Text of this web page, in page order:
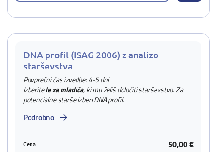
DNA profil (ISAG 2006) z analizo
starševstva
Povprečni čas izvedbe: 4-5 dni
Izberitele za mladiča, ki mu želiš določiti starševstvo. Za
potencialne starše izberi DNA profil.
Podrobno
Cena: 50,00 €